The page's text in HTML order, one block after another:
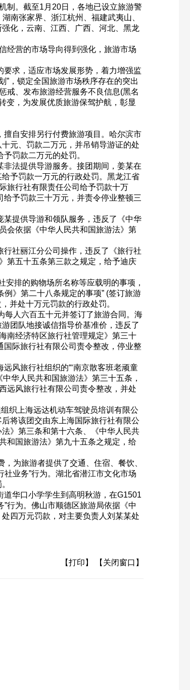
制。截至1月20日，各地已设立旅游警
南张家界、浙江杭州、福建武夷山、
化，云南、江西、广西、河北、黑龙
经营的市场导向得到强化，旅游市场
求，适应市场发展形势，着力增强监
”，锁定全国旅游市场秩序存在的突出
戒、发布旅游经营服务不良信息(黑名
变，为发展优质旅游保驾护航，彰显
自安排另行付费旅游项目。哈尔滨市
元、罚款二万元，并吊销导游证的处
罚款二万元的处罚。
法提供导游服务。接团期间，姜某在
予罚款一万元的行政处罚。黑龙江省
旅行社有限责任公司给予罚款十万
予罚款三十万元，并责令停业整顿三
提供导游和领队服务，违反了《中华
会依据《中华人民共和国旅游法》第
社丽江分公司操作，违反了《旅行社
第五十五条第三款之规定，给予迪庆
排的购物场所名称等应载明的事项，
》第二十八条规定的事项” (签订旅游
并处十万元罚款的行政处罚。
人六百五十元并签订了旅游合同。海
团队地接诚信指导价基准价，违反了
南经济特区旅行社管理规定》第三十
际旅行社有限公司责令整改，停业整
风旅行社组织的“‘南京散客班老顽童
华人民共和国旅游法》第三十五条，
远风旅行社有限公司责令整改，并处
织上海远达机动车驾驶员培训有限公
将该团交由东上海国际旅行社有限公
》第三条和第十六条、《中华人民共
和国旅游法》第九十五条之规定，给
为旅游者提供了交通、住宿、餐饮、
业务”行为。湖北省潜江市文化市场
华口小学学生到高明秋游，在G1501
行为。佛山市顺德区旅游局依据《中
四万元罚款，对主要负责人刘某某处
【打印】 【关闭窗口】